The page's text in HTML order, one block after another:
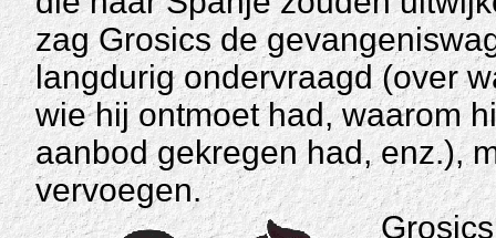
zag Grosics de
langdurig ondervraagd (over
wie hij ontmoet had, waarom
aanbod gekregen had, enz.),
vervoegen.